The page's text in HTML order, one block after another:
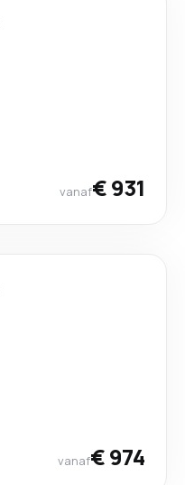
vanaf€ 931
vanaf€ 974